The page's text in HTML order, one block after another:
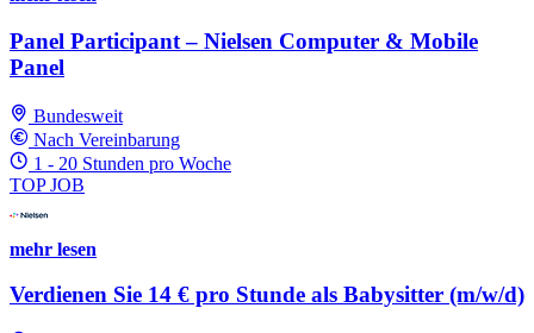
Panel Participant – Nielsen Computer & Mobile
Panel
Bundesweit
Nach Vereinbarung
1 - 20 Stunden pro Woche
TOP JOB
mehr lesen
Verdienen Sie 14 € pro Stunde als Babysitter (m/w/d)